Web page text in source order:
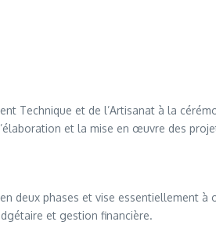
Technique et de l’Artisanat à la
et la mise en œuvre des
deux phases et vise essentiellement à
et gestion financière.